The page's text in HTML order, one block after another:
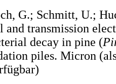
G.; Schmitt, U.;
and transmission
decay in pine (
piles. Micron